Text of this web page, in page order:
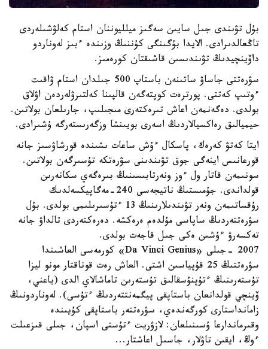
بۇل تۋىندى جىل سايىن سەگىز ميلليوننان استام كەلۋشىلەردى
تاڭعالدىرادى. الايدا بۇگىنگى كۇننىڭ وزىندە ءبىز لەوناردو
داۆينچيدىڭ تۋىندىسىن قاشىقتان كورەمىز.
سۋرەتتى جاساۋ ساتىنەن باستاپ 500 جىلدان استام ۋاقىت
ءوتىپ كەتتى. پورترەت كوپتەگەن قالپىنا كەلتىرۋلەردەن اۋلاق
بولدى. دەگەنمەن اعاش تىرەكتەرى مىجىلىپ، جارىلعان بولاتىن.
حيميالىق رەاكسيالاردىڭ اسەرى بويىنشا وزگەرىستەرگە ۇشىرادى.
ايتا كەتۋ كەرەك، پاسكال ءۇش ساعات ىشىندە قورشاۋسىز جانە
قورعانىس اينەگى جوق تۋىندىنى سۋرەتكە تۇسىرگەن بولاتىن.
سونىمەن قاتار ول ءوز ونەرتابىسىنىڭ بىرەگەي سكانەرىن
قولداندى. جۇمىستىڭ ناتيجەسى 240-مەگاپيكسەلدىك
رۇقساتىمەن ونەر تۋىندىلارىنىڭ 13 ءتۇسىرىلىمى بولدى. بۇل
سۋرەتتەردىڭ ساپاسى مۇلدەم ەرەكشە. دەرەكتەردى تالداۋ جانە
تەكسەرۋ ءۇشىن ەكى جىل قاجەت بولدى.
2007 -جىلى «Da Vinci Genius» كورمەسى العاشىندا
سۋرەتتىڭ 25 قۇپياسىن اشتى. العاش رەت قوناقتار مونو ليزا
تۇستەرىنىڭ ءتۇپنۇسقالىق تۇستەرىن تاماشالاي الدى (ياعني،
ۆينچي قولدانعان باستاپقى پيگمەنتتەردىڭ ءتۇسى). لەوناردونىڭ
زامانداستارى كورگەندەي، سۋرەتتەر باستاپقى كۇيىندە
وقىرماندارعا ۇسىنىلعان: لازۋريت ءتۇستى اسپان، جىلى قىزعىلت
ءوڭ، ايقىن تاۋلار، جاسىل اعاشتار...